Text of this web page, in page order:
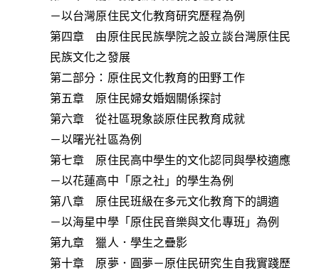
－以台灣原住民文化教育研究歷程為例
第四章 由原住民民族學院之設立談台灣原住民
民族文化之發展
第二部分：原住民文化教育的田野工作
第五章 原住民婦女婚姻關係探討
第六章 從社區現象談原住民教育成就
－以曙光社區為例
第七章 原住民高中學生的文化認同與學校適應
－以花蓮高中「原之社」的學生為例
第八章 原住民班級在多元文化教育下的調適
－以海星中學「原住民音樂與文化專班」為例
第九章 獵人．學生之疊影
第十章 原夢．圓夢－原住民研究生自我實踐歷